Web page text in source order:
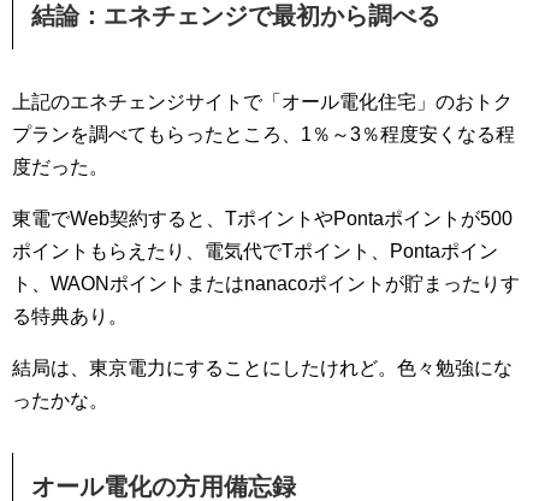
結論：エネチェンジで最初から調べる
上記のエネチェンジサイトで「オール電化住宅」のおトク
プランを調べてもらったところ、1％～3％程度安くなる程
度だった。
東電でWeb契約すると、TポイントやPontaポイントが500
ポイントもらえたり、電気代でTポイント、Pontaポイン
ト、WAONポイントまたはnanacoポイントが貯まったりす
る特典あり。
結局は、東京電力にすることにしたけれど。色々勉強にな
ったかな。
オール電化の方用備忘録